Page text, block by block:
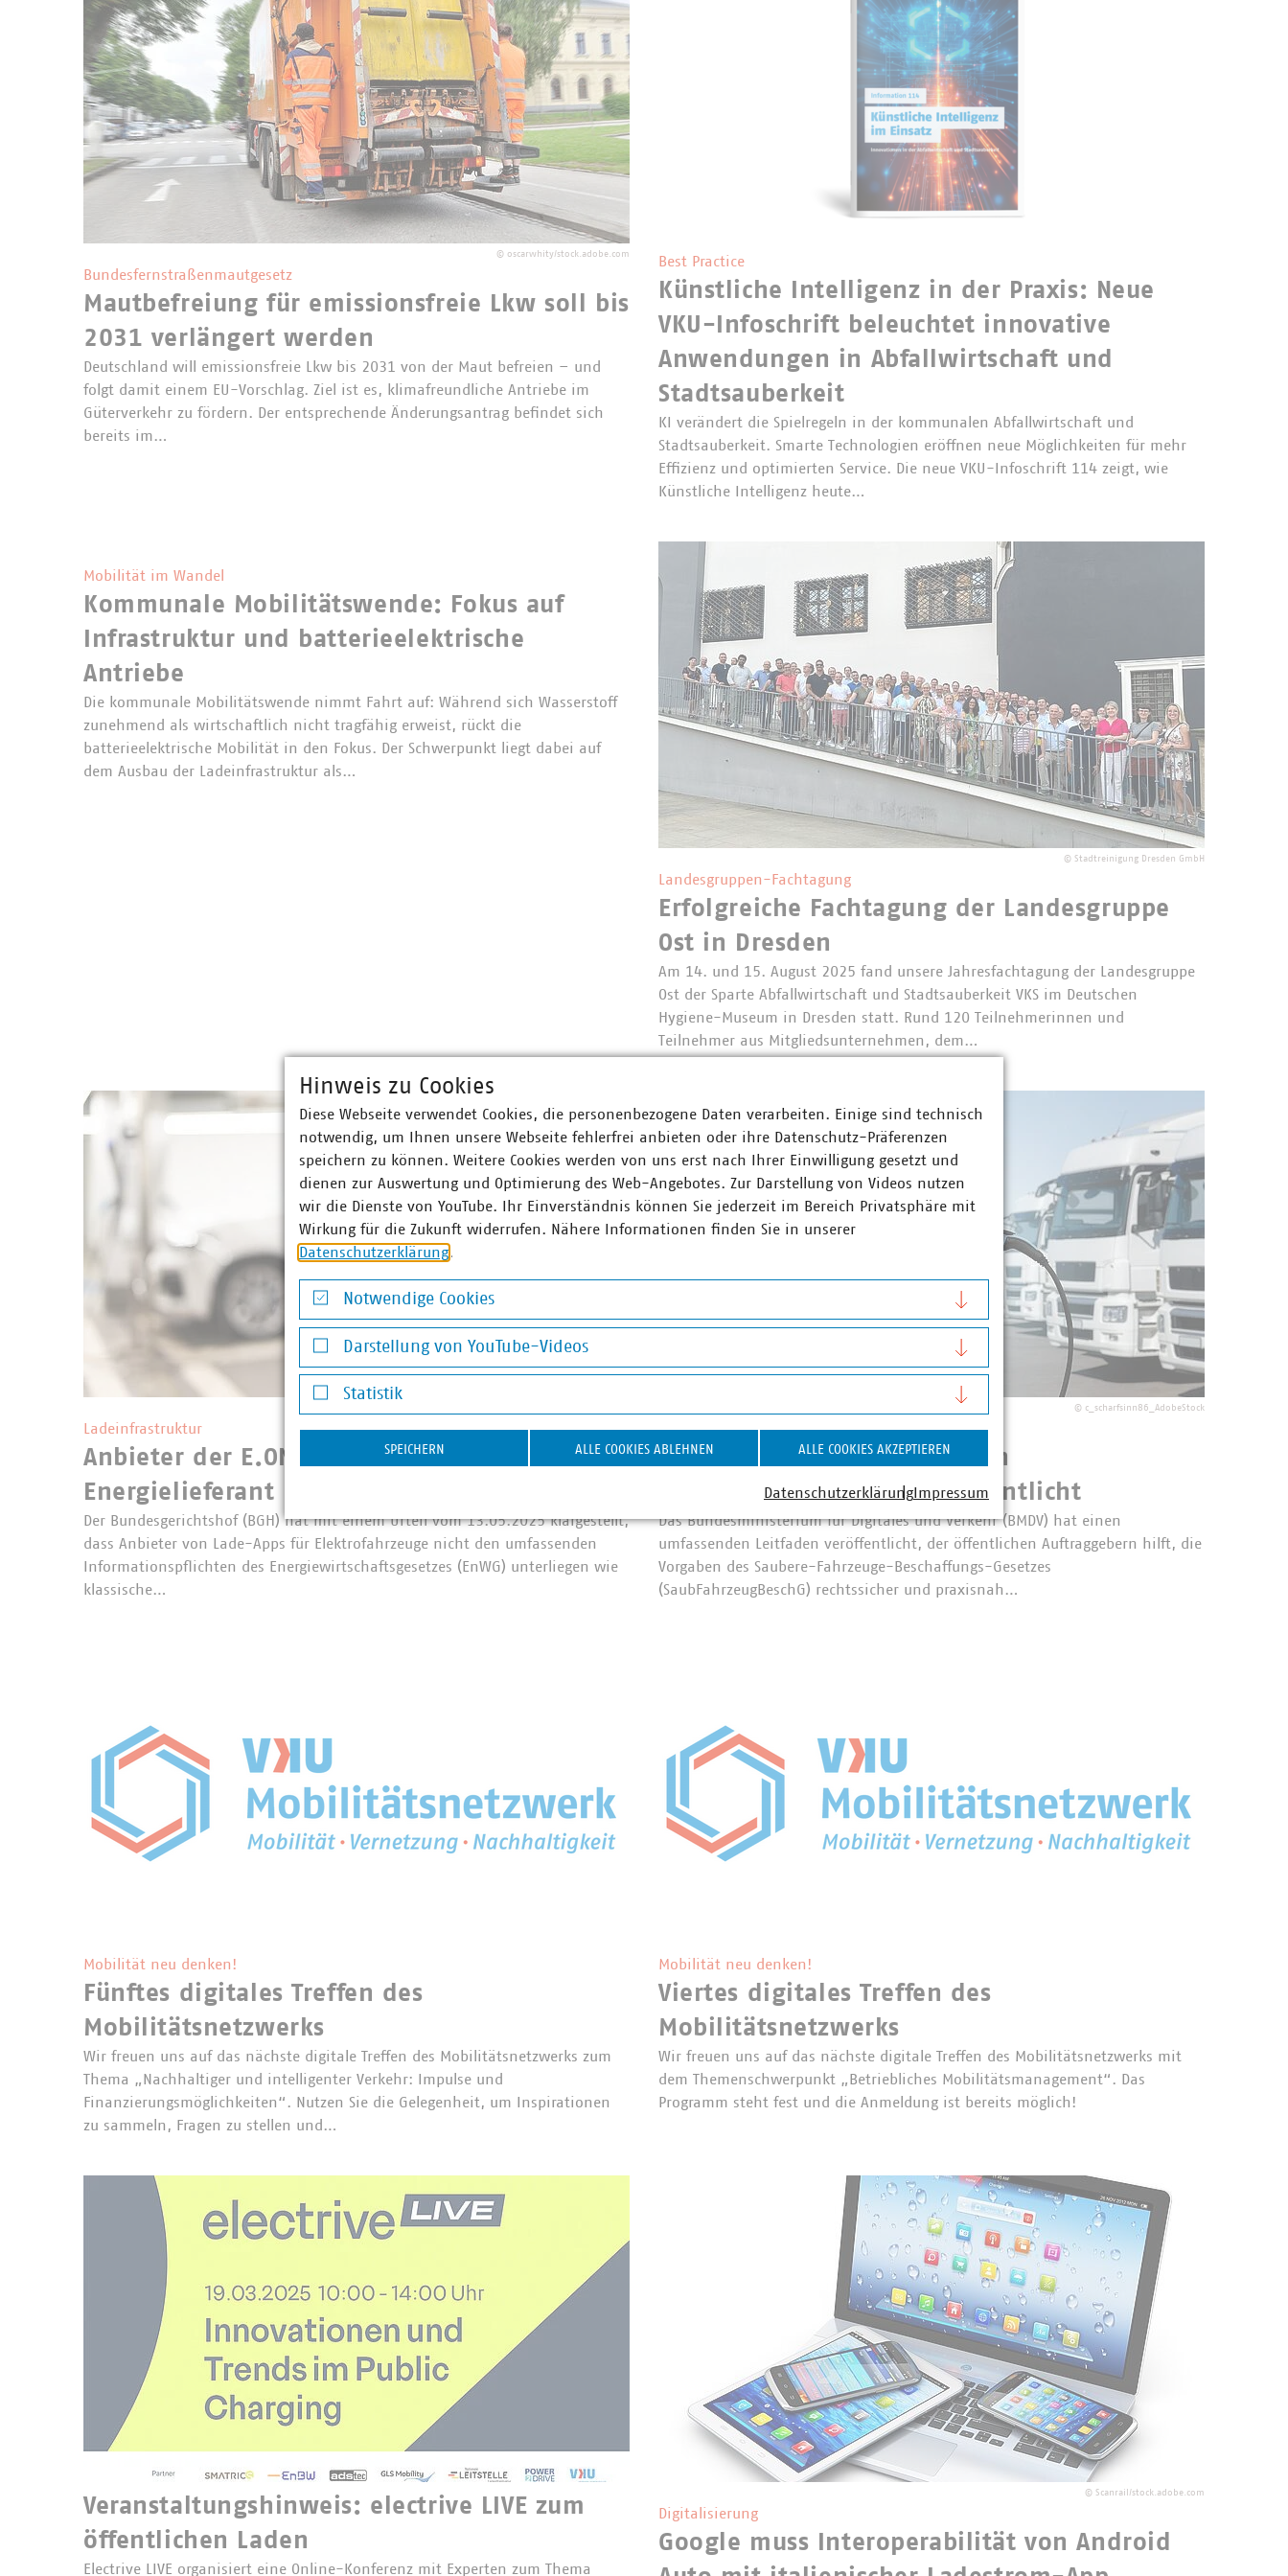
© oscarwhity/stock.adobe.com
Bundesfernstraßenmautgesetz
Mautbefreiung für emissionsfreie Lkw soll bis
2031 verlängert werden
Deutschland will emissionsfreie Lkw bis 2031 von der Maut befreien – und
folgt damit einem EU-Vorschlag. Ziel ist es, klimafreundliche Antriebe im
Güterverkehr zu fördern. Der entsprechende Änderungsantrag befindet sich
bereits im…
Best Practice
Künstliche Intelligenz in der Praxis: Neue
VKU-Infoschrift beleuchtet innovative
Anwendungen in Abfallwirtschaft und
Stadtsauberkeit
KI verändert die Spielregeln in der kommunalen Abfallwirtschaft und
Stadtsauberkeit. Smarte Technologien eröffnen neue Möglichkeiten für mehr
Effizienz und optimierten Service. Die neue VKU-Infoschrift 114 zeigt, wie
Künstliche Intelligenz heute…
Mobilität im Wandel
Kommunale Mobilitätswende: Fokus auf
Infrastruktur und batterieelektrische
Antriebe
Die kommunale Mobilitätswende nimmt Fahrt auf: Während sich Wasserstoff
zunehmend als wirtschaftlich nicht tragfähig erweist, rückt die
batterieelektrische Mobilität in den Fokus. Der Schwerpunkt liegt dabei auf
dem Ausbau der Ladeinfrastruktur als…
© Stadtreinigung Dresden GmbH
Landesgruppen-Fachtagung
Erfolgreiche Fachtagung der Landesgruppe
Ost in Dresden
Am 14. und 15. August 2025 fand unsere Jahresfachtagung der Landesgruppe
Ost der Sparte Abfallwirtschaft und Stadtsauberkeit VKS im Deutschen
Hygiene-Museum in Dresden statt. Rund 120 Teilnehmerinnen und
Teilnehmer aus Mitgliedsunternehmen, dem…
Ladeinfrastruktur
Anbieter der E.ON Drive App ist kein
Energielieferant
Der Bundesgerichtshof (BGH) hat mit einem Urteil vom 13.05.2025 klargestellt,
dass Anbieter von Lade-Apps für Elektrofahrzeuge nicht den umfassenden
Informationspflichten des Energiewirtschaftsgesetzes (EnWG) unterliegen wie
klassische…
© c_scharfsinn86_AdobeStock
Saubere Beschaffung
Neuer Leitfaden zur sauberen
Fahrzeugbeschaffung veröffentlicht
Das Bundesministerium für Digitales und Verkehr (BMDV) hat einen
umfassenden Leitfaden veröffentlicht, der öffentlichen Auftraggebern hilft, die
Vorgaben des Saubere-Fahrzeuge-Beschaffungs-Gesetzes
(SaubFahrzeugBeschG) rechtssicher und praxisnah…
Mobilität neu denken!
Fünftes digitales Treffen des
Mobilitätsnetzwerks
Wir freuen uns auf das nächste digitale Treffen des Mobilitätsnetzwerks zum
Thema „Nachhaltiger und intelligenter Verkehr: Impulse und
Finanzierungsmöglichkeiten“. Nutzen Sie die Gelegenheit, um Inspirationen
zu sammeln, Fragen zu stellen und…
Mobilität neu denken!
Viertes digitales Treffen des
Mobilitätsnetzwerks
Wir freuen uns auf das nächste digitale Treffen des Mobilitätsnetzwerks mit
dem Themenschwerpunkt „Betriebliches Mobilitätsmanagement“. Das
Programm steht fest und die Anmeldung ist bereits möglich!
Veranstaltungshinweis: electrive LIVE zum
öffentlichen Laden
Electrive LIVE organisiert eine Online-Konferenz mit Experten zum Thema
© Scanrail/stock.adobe.com
Digitalisierung
Google muss Interoperabilität von Android
Hinweis zu Cookies
Diese Webseite verwendet Cookies, die personenbezogene Daten verarbeiten. Einige sind technisch
notwendig, um Ihnen unsere Webseite fehlerfrei anbieten oder ihre Datenschutz-Präferenzen
speichern zu können. Weitere Cookies werden von uns erst nach Ihrer Einwilligung gesetzt und
dienen zur Auswertung und Optimierung des Web-Angebotes. Zur Darstellung von Videos nutzen
wir die Dienste von YouTube. Ihr Einverständnis können Sie jederzeit im Bereich Privatsphäre mit
Wirkung für die Zukunft widerrufen. Nähere Informationen finden Sie in unserer
Datenschutzerklärung.
Notwendige Cookies
Notwendige Cookies
Darstellung von YouTube-Videos
Darstellung von YouTube-Videos
Statistik
Statistik
SPEICHERN ALLE COOKIES ABLEHNEN ALLE COOKIES AKZEPTIEREN
Datenschutzerklärung Impressum